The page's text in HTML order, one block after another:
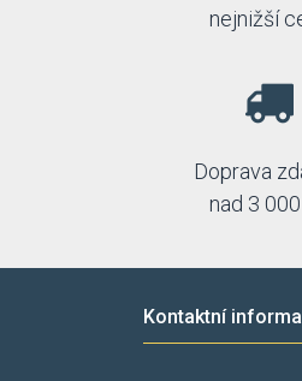
nejnižší
Doprava
nad 3
Kontaktní